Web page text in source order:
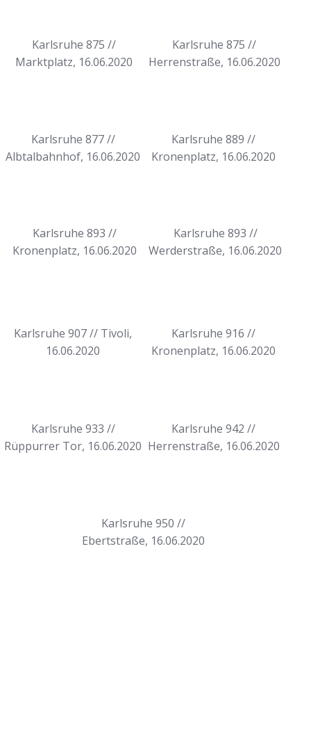
Karlsruhe 875 //
Marktplatz, 16.06.2020
Karlsruhe 875 //
Herrenstraße, 16.06.2020
Karlsruhe 877 //
Albtalbahnhof, 16.06.2020
Karlsruhe 889 //
Kronenplatz, 16.06.2020
Karlsruhe 893 //
Kronenplatz, 16.06.2020
Karlsruhe 893 //
Werderstraße, 16.06.2020
Karlsruhe 907 // Tivoli,
16.06.2020
Karlsruhe 916 //
Kronenplatz, 16.06.2020
Karlsruhe 933 //
Rüppurrer Tor, 16.06.2020
Karlsruhe 942 //
Herrenstraße, 16.06.2020
Karlsruhe 950 //
Ebertstraße, 16.06.2020